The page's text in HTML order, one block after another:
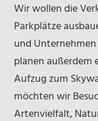
Wir wollen die
Parkplätze
und
planen außerdem
Aufzug zum
möchten wir
Artenvielfalt,